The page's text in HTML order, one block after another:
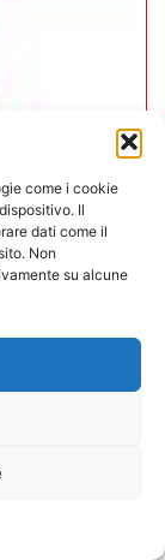
come i cookie
Il
dati come il
Non
su alcune
4 nuovi